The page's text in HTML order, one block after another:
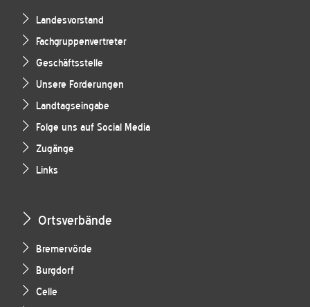
Landesvorstand
Fachgruppenvertreter
Geschäftsstelle
Unsere Forderungen
Landtagseingabe
Folge uns auf Social Media
Zugänge
Links
Ortsverbände
Bremervörde
Burgdorf
Celle